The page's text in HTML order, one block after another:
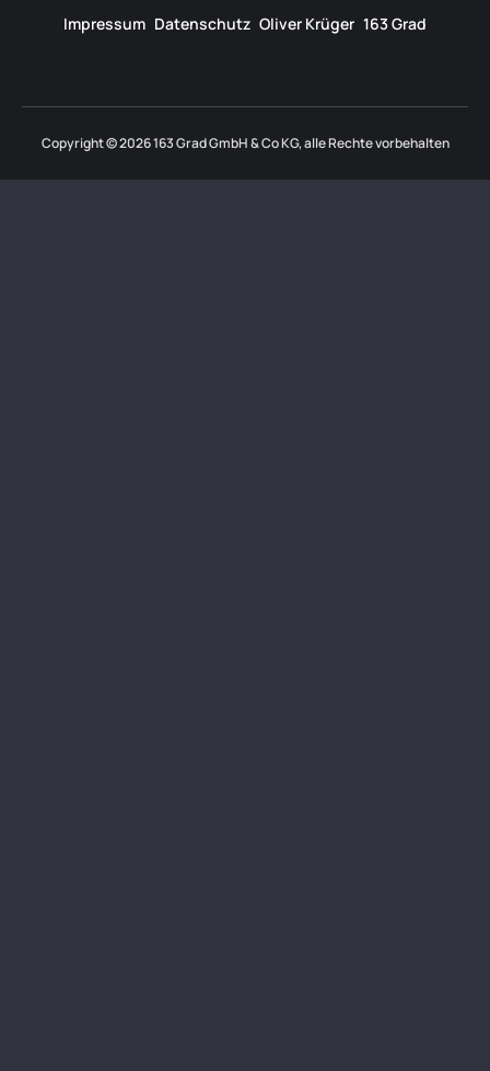
Impressum Datenschutz Oliver Krüger 163 Grad
Copyright © 2026 163 Grad GmbH & Co KG, alle Rechte vorbehalten